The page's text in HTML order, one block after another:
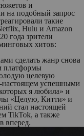
и
на подобный запрос
такие
Hulu и Amazon
года зрители
хитов:
сделать жанр снова
платформы
целевую
настоящем успешными
я любила» и
«Целую, Китти» и
стал настоящей
TikTok, а также
вперед.